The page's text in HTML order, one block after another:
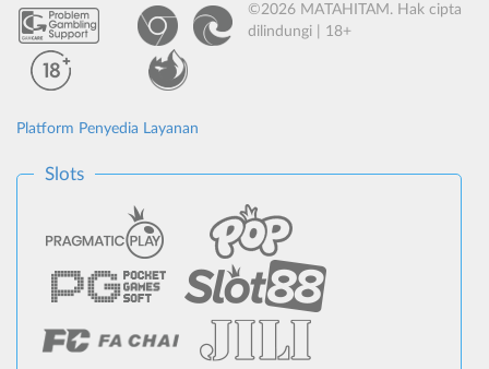
©2026 MATAHITAM. Hak cipta
dilindungi | 18+
Platform Penyedia Layanan
Slots